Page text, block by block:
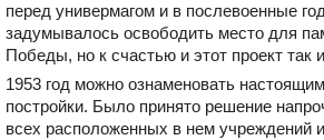
перед универмагом и в послевоенные
задумывалось освободить место для
Победы, но к счастью и этот проект так
1953 год можно ознаменовать
постройки. Было принято решение
всех расположенных в нем учреждений